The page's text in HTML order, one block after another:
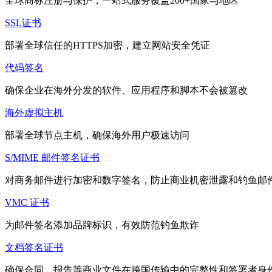
SSL证书
部署全球信任的HTTPS加密，建立网站安全凭证
代码签名
确保企业在海外分发的软件、应用程序和脚本不会被篡改
海外虚拟主机
部署全球节点主机，确保海外用户极速访问
S/MIME 邮件签名证书
对商务邮件进行加密和数字签名，防止商业机密泄露和钓鱼邮
VMC 证书
为邮件签名添加品牌标识，有效防范钓鱼欺诈
文档签名证书